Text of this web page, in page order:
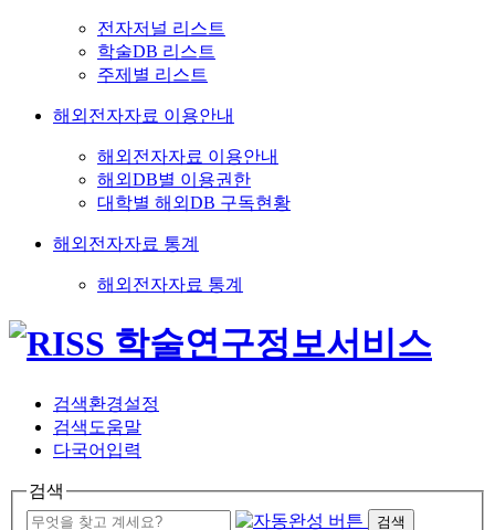
전자저널 리스트
학술DB 리스트
주제별 리스트
해외전자자료 이용안내
해외전자자료 이용안내
해외DB별 이용권한
대학별 해외DB 구독현황
해외전자자료 통계
해외전자자료 통계
검색환경설정
검색도움말
다국어입력
검색
검색